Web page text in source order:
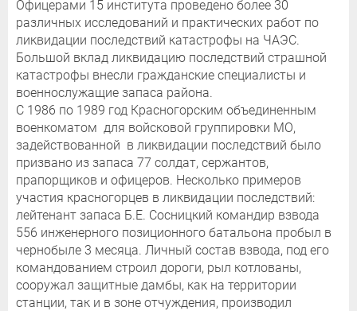
Офицерами 15 института проведено более 30
различных исследований и практических работ по
ликвидации последствий катастрофы на ЧАЭС.
Большой вклад ликвидацию последствий страшной
катастрофы внесли гражданские специалисты и
военнослужащие запаса района.
С 1986 по 1989 год Красногорским объединенным
военкоматом для войсковой группировки МО,
задействованной в ликвидации последствий было
призвано из запаса 77 солдат, сержантов,
прапорщиков и офицеров. Несколько примеров
участия красногорцев в ликвидации последствий:
лейтенант запаса Б.Е. Сосницкий командир взвода
556 инженерного позиционного батальона пробыл в
чернобыле 3 месяца. Личный состав взвода, под его
командованием строил дороги, рыл котлованы,
сооружал защитные дамбы, как на территории
станции, так и в зоне отчуждения, производил